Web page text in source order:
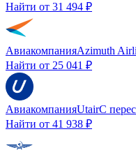
Найти от 31 494 ₽
АвиакомпанияAzimuth
Найти от 25 041 ₽
АвиакомпанияUtairС
Найти от 41 938 ₽